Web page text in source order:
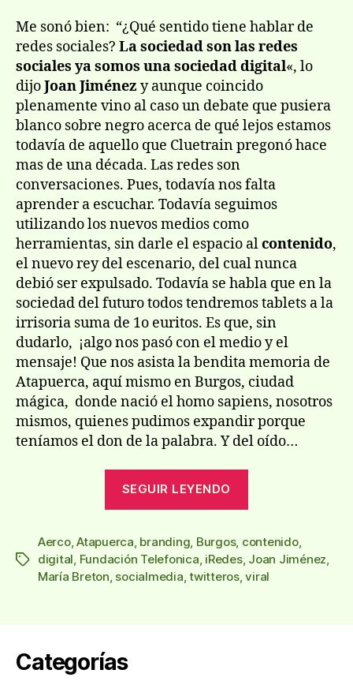
Me sonó bien: “¿Qué sentido tiene hablar de
redes sociales? La sociedad son las redes
sociales ya somos una sociedad digital«, lo
dijoJoan Jiménez y aunque coincido
plenamente vino al caso un debate que pusiera
blanco sobre negro acerca de qué lejos estamos
todavía de aquello que Cluetrain pregonó hace
mas de una década. Las redes son
conversaciones. Pues, todavía nos falta
aprender a escuchar. Todavía seguimos
utilizando los nuevos medios como
herramientas, sin darle el espacio alcontenido,
el nuevo rey del escenario, del cual nunca
debió ser expulsado. Todavía se habla que en la
sociedad del futuro todos tendremos tablets a la
irrisoria suma de 1o euritos. Es que, sin
dudarlo, ¡algo nos pasó con el medio y el
mensaje! Que nos asista la bendita memoria de
Atapuerca, aquí mismo en Burgos, ciudad
mágica, donde nació el homo sapiens, nosotros
mismos, quienes pudimos expandir porque
teníamos el don de la palabra. Y del oído…
SEGUIR LEYENDO
sobre
redes
Etiquetas
Aerco,Atapuerca branding Burgos, contenido,
digital Fundación Telefonica iRedes, Joan Jiménez
María Breton socialmedia ,twitteros,viral
Categorías